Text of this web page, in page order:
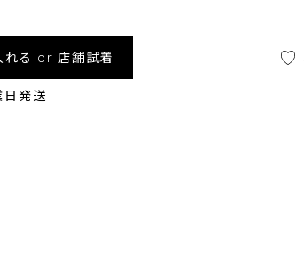
れる or 店舗試着
発送